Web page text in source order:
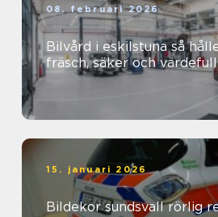
08. februari 2026
Bilvård i eskilstuna så håller du bilen
fräsch, säker och värdefull
15. januari 2026
Bildekor sundsvall rörlig reklam som